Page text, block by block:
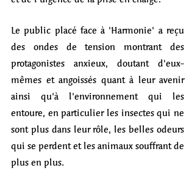
Le public placé face à 'Harmonie' a reçu
des ondes de tension montrant des
protagonistes anxieux, doutant d'eux-
mêmes et angoissés quant à leur avenir
ainsi qu'à l'environnement qui les
entoure, en particulier les insectes qui ne
sont plus dans leur rôle, les belles odeurs
qui se perdent et les animaux souffrant de
plus en plus.